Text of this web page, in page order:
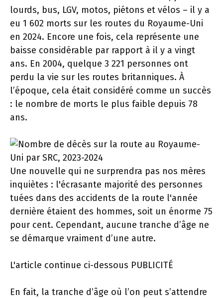
lourds, bus, LGV, motos, piétons et vélos – il y a
eu 1 602 morts sur les routes du Royaume-Uni
en 2024. Encore une fois, cela représente une
baisse considérable par rapport à il y a vingt
ans. En 2004, quelque 3 221 personnes ont
perdu la vie sur les routes britanniques. À
l’époque, cela était considéré comme un succès
: le nombre de morts le plus faible depuis 78
ans.
Une nouvelle qui ne surprendra pas nos mères
inquiètes : l'écrasante majorité des personnes
tuées dans des accidents de la route l'année
dernière étaient des hommes, soit un énorme 75
pour cent. Cependant, aucune tranche d’âge ne
se démarque vraiment d’une autre.
L'article continue ci-dessous PUBLICITÉ
En fait, la tranche d’âge où l’on peut s’attendre